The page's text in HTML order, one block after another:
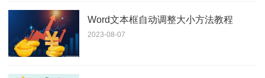
Word文本框自动调整大小方法教程
2023-08-07